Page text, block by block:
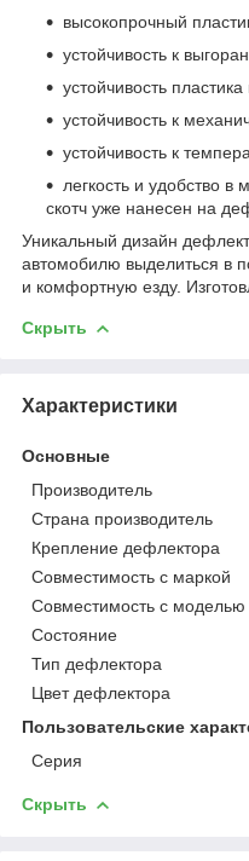
высокопрочный
устойчивость к
устойчивость
устойчивость к
устойчивость к
легкость и удобство в
скотч уже нанесен на
Уникальный дизайн
автомобилю выделиться в
и комфортную езду.
Скрыть
Характеристики
Основные
Производитель
Страна производитель
Крепление дефлектора
Совместимость с маркой
Совместимость с моделью
Состояние
Тип дефлектора
Цвет дефлектора
Пользовательские
Серия
Скрыть